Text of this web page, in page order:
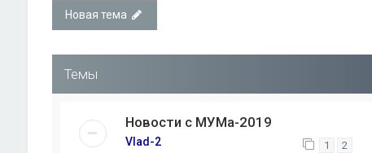
Новая тема
Темы
Новости с МУМа-2019
Vlad-2 1 2